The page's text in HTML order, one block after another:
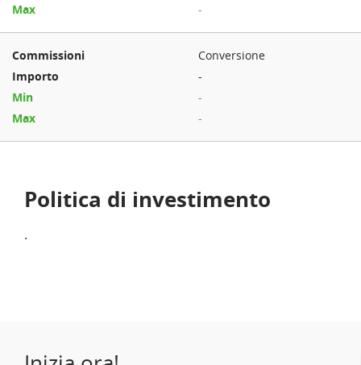
-
Conversione
-
-
-
Politica di investimento
.